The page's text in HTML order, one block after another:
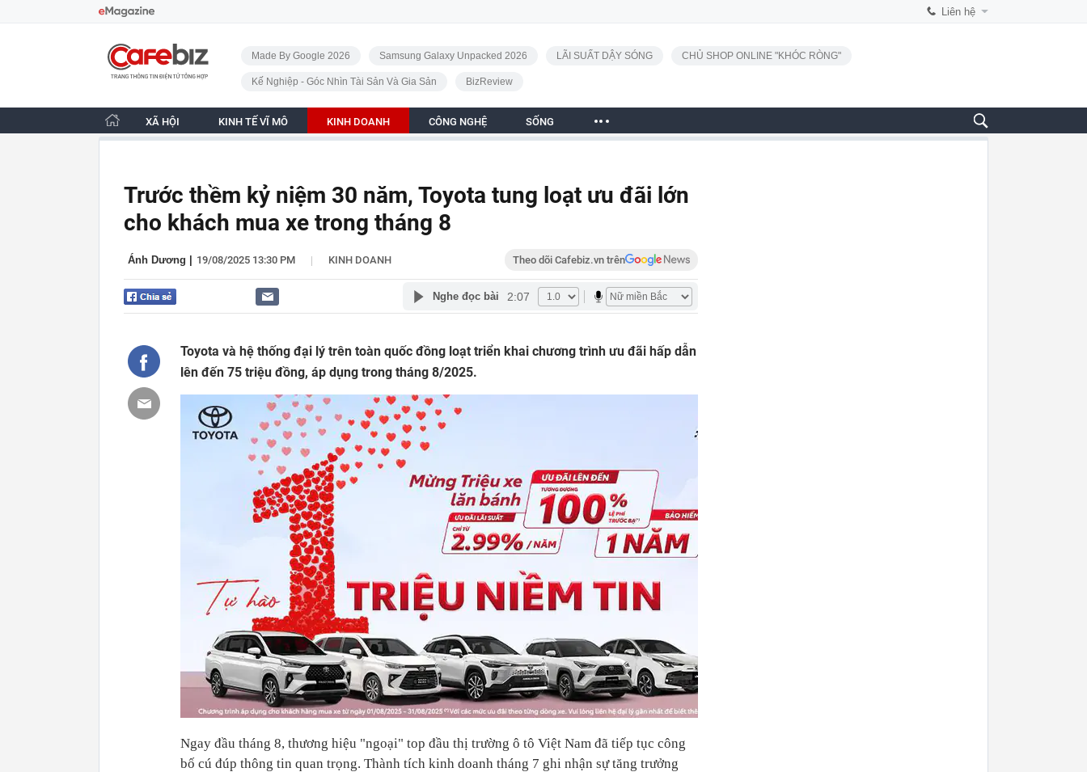
Liên hệ
CafeBiz - Trang chủ
Made By Google 2026 Samsung Galaxy Unpacked 2026 LÃI SUẤT DẬY SÓNG CHỦ SHOP ONLINE "KHÓC RÒNG"
Kế Nghiệp - Góc Nhìn Tài Sản Và Gia Sản BizReview
XÃ HỘI KINH TẾ VĨ MÔ KINH DOANH CÔNG NGHỆ SỐNG
Trước thềm kỷ niệm 30 năm, Toyota tung loạt ưu đãi lớn
cho khách mua xe trong tháng 8
Ánh Dương 19/08/2025 13:30 PM | KINH DOANH Theo dõi Cafebiz.vn trên
Nghe đọc bài 2:07
Toyota và hệ thống đại lý trên toàn quốc đồng loạt triển khai chương trình ưu đãi hấp dẫn
lên đến 75 triệu đồng, áp dụng trong tháng 8/2025.
Ngay đầu tháng 8, thương hiệu "ngoại" top đầu thị trường ô tô Việt Nam đã tiếp tục công
bố cú đúp thông tin quan trọng. Thành tích kinh doanh tháng 7 ghi nhận sự tăng trưởng